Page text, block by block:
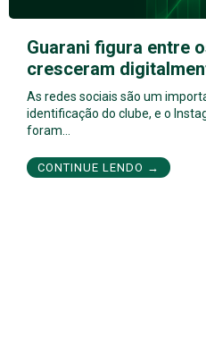
Guarani figura entre
cresceram
As redes sociais são um
identificação do clube, e o
foram…
CONTINUE LENDO →